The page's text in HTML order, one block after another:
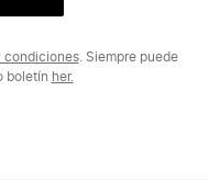
condiciones. Siempre puede
boletín her.